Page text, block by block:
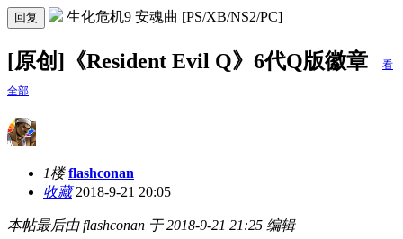
回复 生化危机9 安魂曲 [PS/XB/NS2/PC]
[原创]《Resident Evil Q》6代Q版徽章 看
全部
1楼 flashconan
收藏2018-9-21 20:05
本帖最后由 flashconan 于 2018-9-21 21:25 编辑